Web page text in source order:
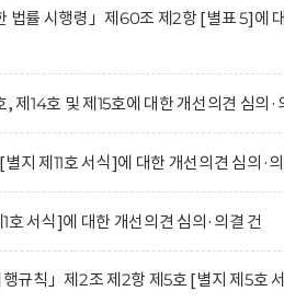
법률 시행령」제60조 제2항 [별표 5]에
제14호 및 제15호에 대한 개선의견 심의·
지 제11호 서식]에 대한 개선의견 심의·
호 서식]에 대한 개선의견 심의·의결 건
행규칙」제2조 제2항 제5호 [별지 제5호